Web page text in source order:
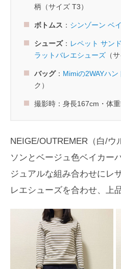
柄（サイズ T3）
ボトムス ： シンゾーン ベ
シューズ： レペット サン
ラットバレエシューズ （
バッグ： Mimiの2WAYハ
ク）
撮影時：身長167cm・体
NEIGE/OUTREMER（白/ウ
ソンとベージュ色ベイカー
ジュアルな組み合わせにレ
レエシューズを合わせ、上